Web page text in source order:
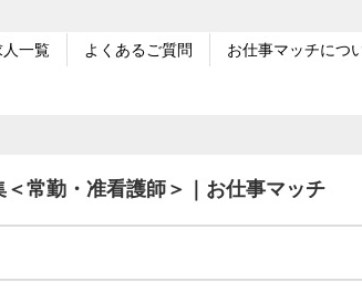
人一覧 よくあるご質問 お仕事マッチにつ
常勤・准看護師＞｜お仕事マッチ